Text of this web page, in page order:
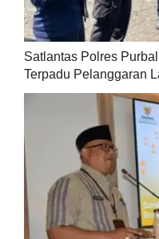
Satlantas Polres
Terpadu Pelanggaran